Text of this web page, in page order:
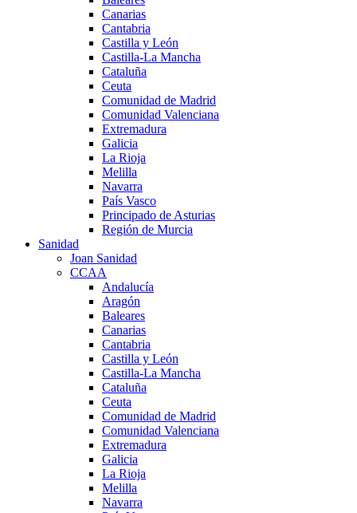
Canarias
Cantabria
Castilla y León
Castilla-La Mancha
Cataluña
Ceuta
Comunidad de Madrid
Comunidad Valenciana
Extremadura
Galicia
La Rioja
Melilla
Navarra
País Vasco
Principado de Asturias
Región de Murcia
Sanidad
Joan Sanidad
CCAA
Andalucía
Aragón
Baleares
Canarias
Cantabria
Castilla y León
Castilla-La Mancha
Cataluña
Ceuta
Comunidad de Madrid
Comunidad Valenciana
Extremadura
Galicia
La Rioja
Melilla
Navarra